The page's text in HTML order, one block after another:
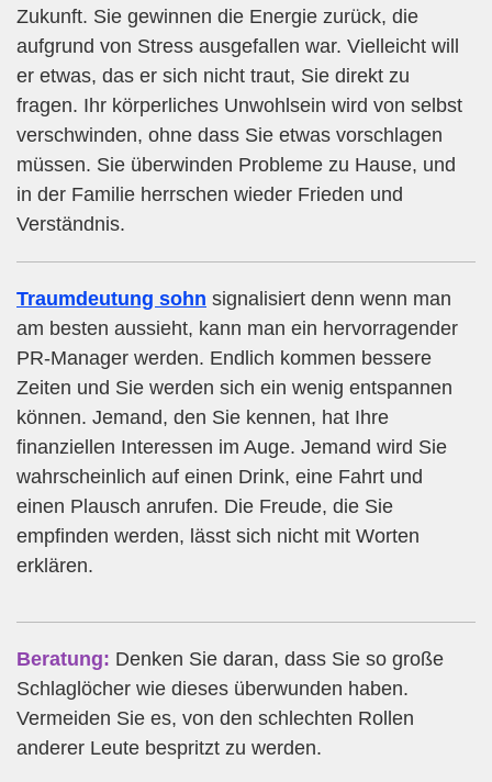
Zukunft. Sie gewinnen die Energie zurück, die
aufgrund von Stress ausgefallen war. Vielleicht will
er etwas, das er sich nicht traut, Sie direkt zu
fragen. Ihr körperliches Unwohlsein wird von selbst
verschwinden, ohne dass Sie etwas vorschlagen
müssen. Sie überwinden Probleme zu Hause, und
in der Familie herrschen wieder Frieden und
Verständnis.
Traumdeutung sohn signalisiert denn wenn man
am besten aussieht, kann man ein hervorragender
PR-Manager werden. Endlich kommen bessere
Zeiten und Sie werden sich ein wenig entspannen
können. Jemand, den Sie kennen, hat Ihre
finanziellen Interessen im Auge. Jemand wird Sie
wahrscheinlich auf einen Drink, eine Fahrt und
einen Plausch anrufen. Die Freude, die Sie
empfinden werden, lässt sich nicht mit Worten
erklären.
Beratung: Denken Sie daran, dass Sie so große
Schlaglöcher wie dieses überwunden haben.
Vermeiden Sie es, von den schlechten Rollen
anderer Leute bespritzt zu werden.